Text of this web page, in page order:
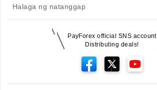
Halaga ng natanggap
PayForex official SNS account
Distributing deals!